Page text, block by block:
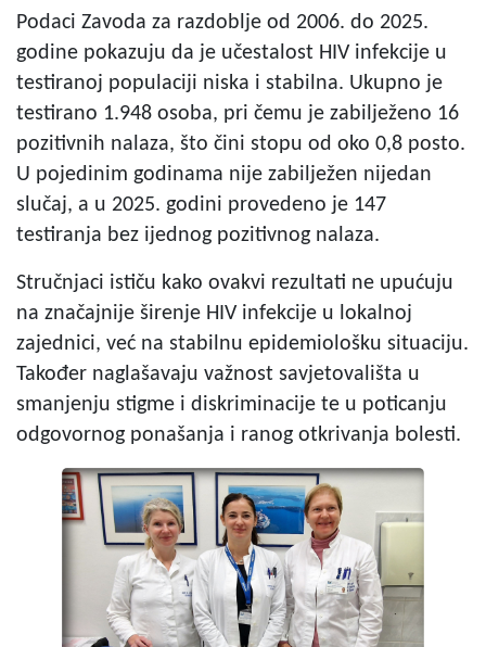
Podaci Zavoda za razdoblje od 2006. do 2025.
godine pokazuju da je učestalost HIV infekcije u
testiranoj populaciji niska i stabilna. Ukupno je
testirano 1.948 osoba, pri čemu je zabilježeno 16
pozitivnih nalaza, što čini stopu od oko 0,8 posto.
U pojedinim godinama nije zabilježen nijedan
slučaj, a u 2025. godini provedeno je 147
testiranja bez ijednog pozitivnog nalaza.
Stručnjaci ističu kako ovakvi rezultati ne upućuju
na značajnije širenje HIV infekcije u lokalnoj
zajednici, već na stabilnu epidemiološku situaciju.
Također naglašavaju važnost savjetovališta u
smanjenju stigme i diskriminacije te u poticanju
odgovornog ponašanja i ranog otkrivanja bolesti.